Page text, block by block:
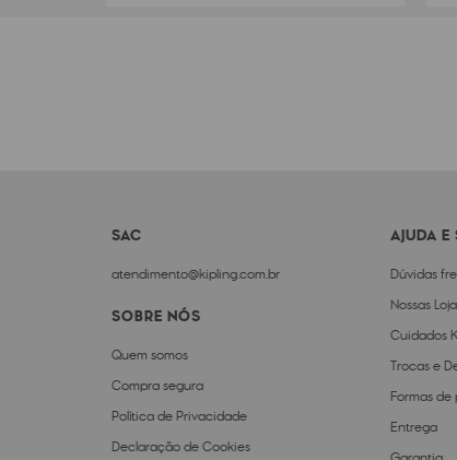
SAC
atendimento@kipling.com.br
SOBRE NÓS
Quem somos
Compra segura
Política de Privacidade
Declaração de Cookies
AJUDA E
Dúvidas
Nossas
Cuidados
Trocas e
Formas
Entrega